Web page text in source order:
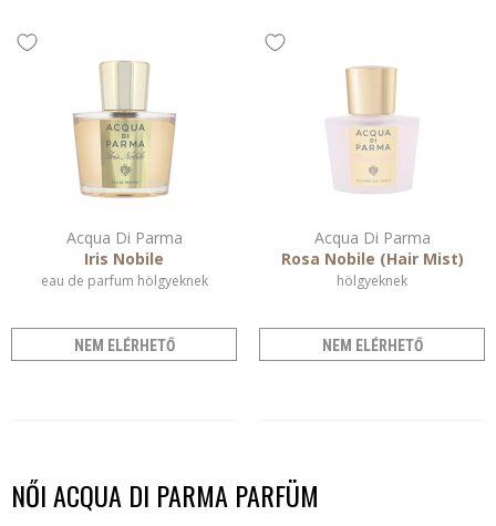
Acqua Di Parma
Iris Nobile
eau de parfum hölgyeknek
NEM ELÉRHETŐ
Acqua Di Parma
Rosa Nobile (Hair Mist)
hölgyeknek
NEM ELÉRHETŐ
NŐI ACQUA DI PARMA PARFÜM